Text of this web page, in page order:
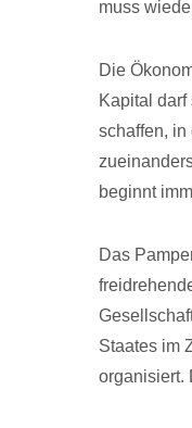
muss
Die
Kapital
schaffen, in
beginnt
Das
Staates im
organisiert.